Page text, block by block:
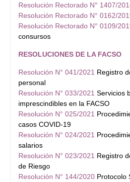
Resolución Rectorado N° 1407/
Resolución Rectorado N° 0162/
Resolución Rectorado N° 0109/
consursos
RESOLUCIONES DE LA FACSO
Resolución N° 041/2021 Registro
personal
Resolución N° 033/2021 Servicios
imprescindibles en la FACSO
Resolución N° 025/2021
casos COVID-19
Resolución N° 024/2021
salarios
Resolución N° 023/2021 Registro
de Riesgo
Resolución N° 144/2020Protocolo